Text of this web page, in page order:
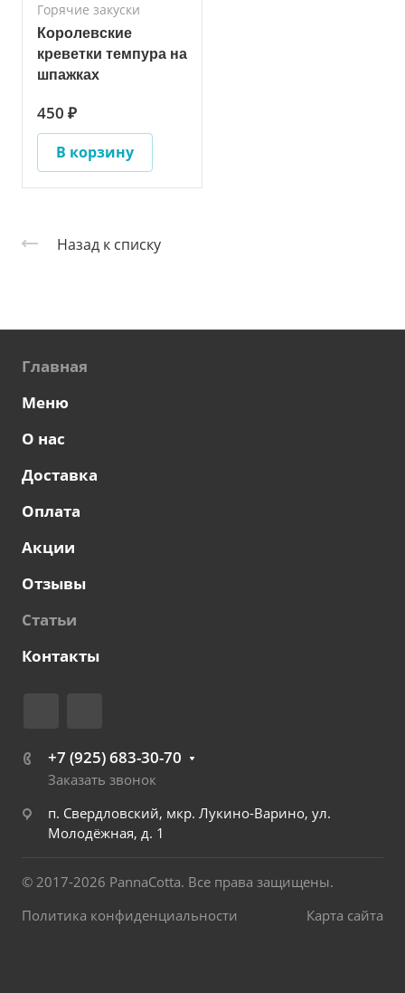
Горячие закуски
Королевские
креветки темпура на
шпажках
450 ₽
В корзину
Назад к списку
Главная
Меню
О нас
Доставка
Оплата
Акции
Отзывы
Статьи
Контакты
+7 (925) 683-30-70
Заказать звонок
п. Свердловский, мкр. Лукино-Варино, ул.
Молодёжная, д. 1
© 2017-2026 PannaCotta. Все права защищены.
Политика конфиденциальности
Карта сайта